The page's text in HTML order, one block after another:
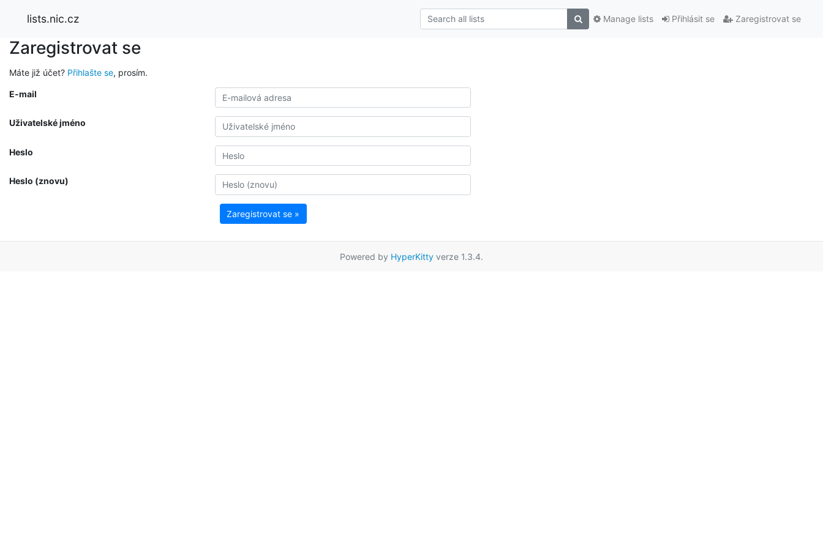
lists.nic.cz Přihlásit se Zaregistrovat se
Manage lists
Zaregistrovat se
Máte již účet? Přihlašte se, prosím.
E-mail
Uživatelské jméno
Heslo
Heslo (znovu)
Zaregistrovat se »
Powered by HyperKitty verze 1.3.4.